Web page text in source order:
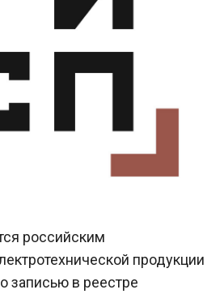
российским
продукции
записью в реестре